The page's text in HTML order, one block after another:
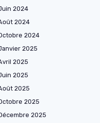
2024
2024
2024
2025
2025
2025
2025
2025
2025